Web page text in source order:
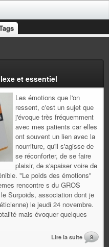
et essentiel
Les émotions que l'on
ressent, c'est un sujet que
j'évoque très fréquemment
avec mes patients car elles
ont souvent un lien avec la
nourriture, qu'il s'agisse de
se réconforter, de se faire
plaisir, de s'apaiser voire de
"Le poids des émotions"
rencontre s du GROS
Surpoids, association dont je
le jeudi 24 novembre.
mais évoquer quelques
Lire la suite 9